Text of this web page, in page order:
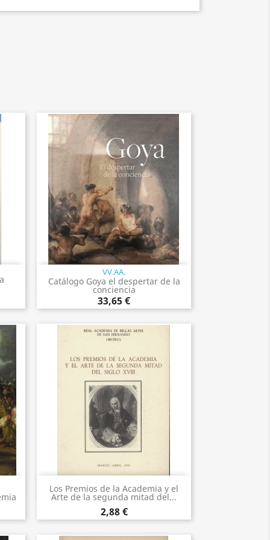
VV.AA.
Catálogo Goya el despertar de la
conciencia
33,65 €
Vista rápida
Los Premios de la Academia y el
Arte de la segunda mitad del...
2,88 €
Vista rápida